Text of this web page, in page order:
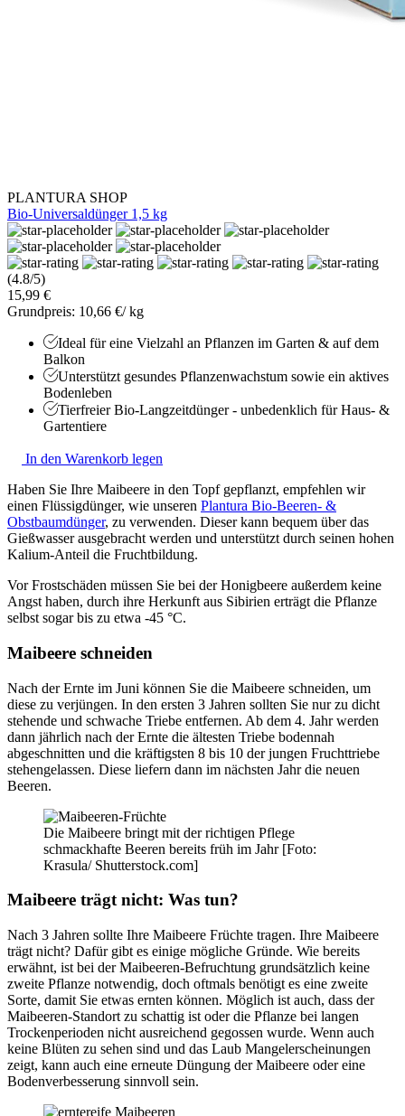
PLANTURA SHOP
Bio-Universaldünger 1,5 kg
(4.8/5)
15,99 €
Grundpreis: 10,66 €/ kg
Ideal für eine Vielzahl an Pflanzen im Garten & auf dem
Balkon
Unterstützt gesundes Pflanzenwachstum sowie ein aktives
Bodenleben
Tierfreier Bio-Langzeitdünger - unbedenklich für Haus- &
Gartentiere
In den Warenkorb legen
Haben Sie Ihre Maibeere in den Topf gepflanzt, empfehlen wir
einen Flüssigdünger, wie unseren Plantura Bio-Beeren- &
Obstbaumdünger, zu verwenden. Dieser kann bequem über das
Gießwasser ausgebracht werden und unterstützt durch seinen hohen
Kalium-Anteil die Fruchtbildung.
Vor Frostschäden müssen Sie bei der Honigbeere außerdem keine
Angst haben, durch ihre Herkunft aus Sibirien erträgt die Pflanze
selbst sogar bis zu etwa -45 °C.
Maibeere schneiden
Nach der Ernte im Juni können Sie die Maibeere schneiden, um
diese zu verjüngen. In den ersten 3 Jahren sollten Sie nur zu dicht
stehende und schwache Triebe entfernen. Ab dem 4. Jahr werden
dann jährlich nach der Ernte die ältesten Triebe bodennah
abgeschnitten und die kräftigsten 8 bis 10 der jungen Fruchttriebe
stehengelassen. Diese liefern dann im nächsten Jahr die neuen
Beeren.
Die Maibeere bringt mit der richtigen Pflege
schmackhafte Beeren bereits früh im Jahr [Foto:
Krasula/ Shutterstock.com]
Maibeere trägt nicht: Was tun?
Nach 3 Jahren sollte Ihre Maibeere Früchte tragen. Ihre Maibeere
trägt nicht? Dafür gibt es einige mögliche Gründe. Wie bereits
erwähnt, ist bei der Maibeeren-Befruchtung grundsätzlich keine
zweite Pflanze notwendig, doch oftmals benötigt es eine zweite
Sorte, damit Sie etwas ernten können. Möglich ist auch, dass der
Maibeeren-Standort zu schattig ist oder die Pflanze bei langen
Trockenperioden nicht ausreichend gegossen wurde. Wenn auch
keine Blüten zu sehen sind und das Laub Mangelerscheinungen
zeigt, kann auch eine erneute Düngung der Maibeere oder eine
Bodenverbesserung sinnvoll sein.